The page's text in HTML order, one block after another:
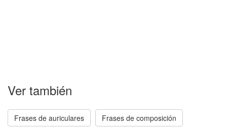
Ver también
Frases de auriculares Frases de composición